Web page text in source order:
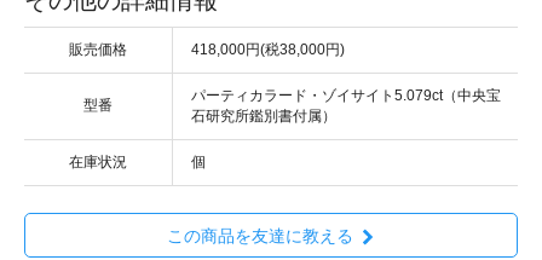
販売価格 418,000円(税38,000円)
型番
パーティカラード・ゾイサイト5.079ct（中央宝
石研究所鑑別書付属）
在庫状況 個
この商品を友達に教える